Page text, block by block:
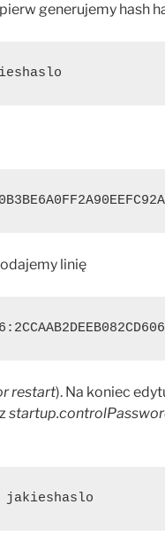
generujemy hash
linię
restart). Na koniec
jakieshaslo